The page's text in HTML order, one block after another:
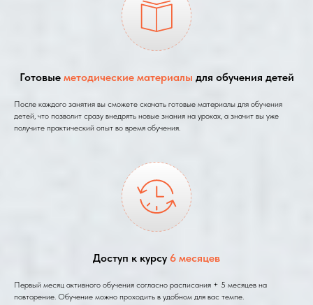
Готовые методические материалы для обучения детей
После каждого занятия вы сможете скачать готовые материалы для обучения
детей, что позволит сразу внедрять новые знания на уроках, а значит вы уже
получите практический опыт во время обучения.
Доступ к курсу 6 месяцев
Первый месяц активного обучения согласно расписания + 5 месяцев на
повторение. Обучение можно проходить в удобном для вас темпе.